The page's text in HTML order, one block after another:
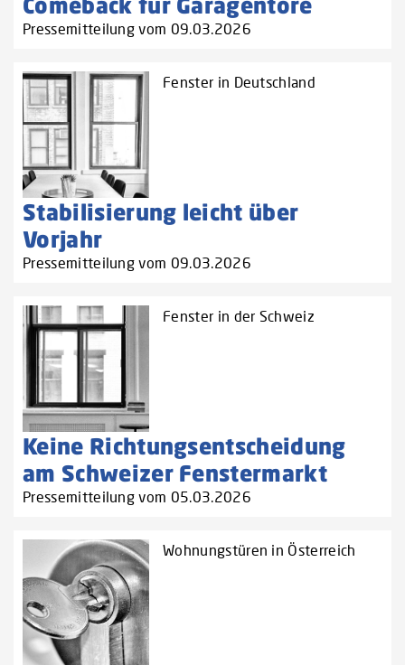
Pressemitteilung vom 09.03.2026
Fenster in Deutschland
Stabilisierung leicht über
Vorjahr
Pressemitteilung vom 09.03.2026
Fenster in der Schweiz
Keine Richtungsentscheidung
am Schweizer Fenstermarkt
Pressemitteilung vom 05.03.2026
Wohnungstüren in Österreich